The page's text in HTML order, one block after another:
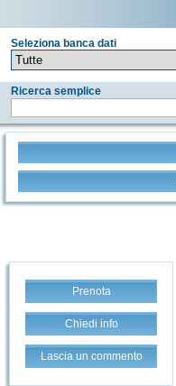
Seleziona banca dati
Ricerca semplice
Prenota
Chiedi info
Lascia un commento